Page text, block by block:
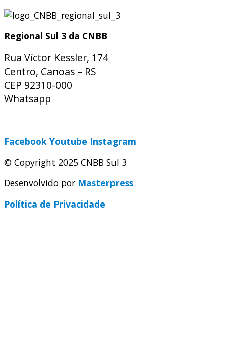
Regional Sul 3 da CNBB
Rua Víctor Kessler, 174
Centro, Canoas – RS
CEP 92310-000
Whatsapp
Facebook Youtube Instagram
© Copyright 2025 CNBB Sul 3
Desenvolvido por Masterpress
Política de Privacidade